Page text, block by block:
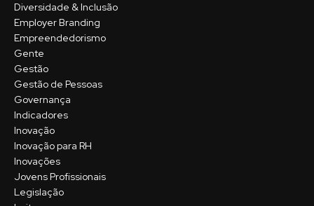
Diversidade & Inclusão
Employer Branding
Empreendedorismo
Gente
Gestão
Gestão de Pessoas
Governança
Indicadores
Inovação
Inovação para RH
Inovações
Jovens Profissionais
Legislação